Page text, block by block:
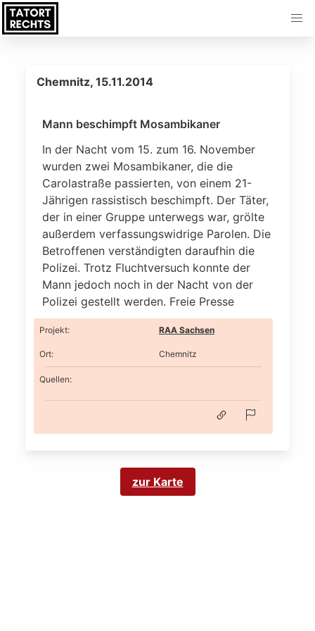
Chemnitz, 15.11.2014
Mann beschimpft Mosambikaner
In der Nacht vom 15. zum 16. November
wurden zwei Mosambikaner, die die
Carolastraße passierten, von einem 21-
Jährigen rassistisch beschimpft. Der Täter,
der in einer Gruppe unterwegs war, grölte
außerdem verfassungswidrige Parolen. Die
Betroffenen verständigten daraufhin die
Polizei. Trotz Fluchtversuch konnte der
Mann jedoch noch in der Nacht von der
Polizei gestellt werden. Freie Presse
Projekt: RAA Sachsen
Ort: Chemnitz
Quellen:
zur Karte